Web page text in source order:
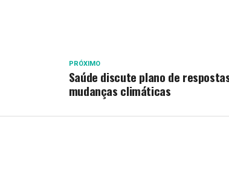
PRÓXIMO
Saúde discute plano de
mudanças climáticas